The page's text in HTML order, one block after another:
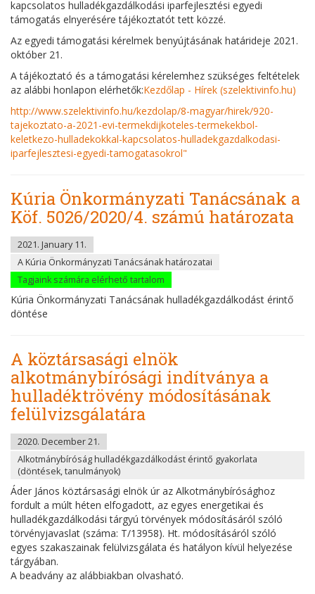
kapcsolatos hulladékgazdálkodási iparfejlesztési egyedi
támogatás elnyerésére tájékoztatót tett közzé.
Az egyedi támogatási kérelmek benyújtásának határideje 2021.
október 21.
A tájékoztató és a támogatási kérelemhez szükséges feltételek
az alábbi honlapon elérhetők:Kezdőlap - Hírek (szelektivinfo.hu)
http://www.szelektivinfo.hu/kezdolap/8-magyar/hirek/920-
tajekoztato-a-2021-evi-termekdijkoteles-termekekbol-
keletkezo-hulladekokkal-kapcsolatos-hulladekgazdalkodasi-
iparfejlesztesi-egyedi-tamogatasokrol"
Kúria Önkormányzati Tanácsának a
Köf. 5026/2020/4. számú határozata
2021. January 11.
A Kúria Önkormányzati Tanácsának határozatai
Tagjaink számára elérhető tartalom
Kúria Önkormányzati Tanácsának hulladékgazdálkodást érintő
döntése
A köztársasági elnök
alkotmánybírósági indítványa a
hulladéktrövény módosításának
felülvizsgálatára
2020. December 21.
Alkotmánybíróság hulladékgazdálkodást érintő gyakorlata
(döntések, tanulmányok)
Áder János köztársasági elnök úr az Alkotmánybírósághoz
fordult a múlt héten elfogadott, az egyes energetikai és
hulladékgazdálkodási tárgyú törvények módosításáról szóló
törvényjavaslat (száma: T/13958). Ht. módosításáról szóló
egyes szakaszainak felülvizsgálata és hatályon kívül helyezése
tárgyában.
A beadvány az alábbiakban olvasható.